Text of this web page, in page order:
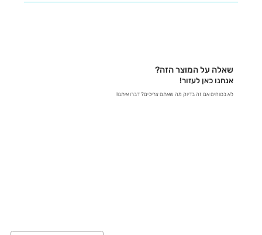
נשמח לעזור לכם למצוא את כל המידע שאתם צריכים! -
ולוודא שתעשו את הבחירה הנכונה!
שאלה על המוצר הזה?
אנחנו כאן לעזור!
לא בטוחים אם זה בדיוק מה שאתם צריכים? דברו איתנו!